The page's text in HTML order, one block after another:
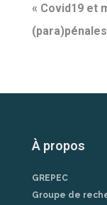
« Covid19 et
À propos
GREPEC
Groupe de